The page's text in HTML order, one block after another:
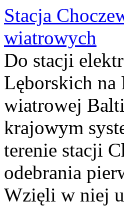
Stacja
wiatrowych
Do stacji
Lęborskich na
wiatrowej
krajowym
terenie stacji
odebrania
Wzięli w niej